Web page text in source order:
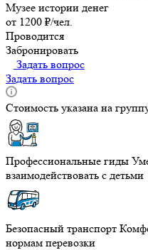
Музее истории денег
от 1200 ₽/чел.
Проводится
Забронировать
Задать вопрос
Задать вопрос
Стоимость указана на
Профессиональные гиды
взаимодействовать с детьми
Безопасный транспорт
нормам перевозки